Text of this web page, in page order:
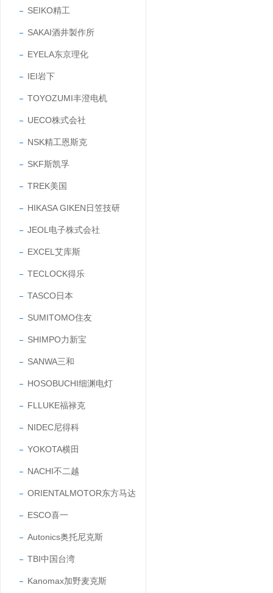
SEIKO精工
SAKAI酒井製作所
EYELA东京理化
IEI岩下
TOYOZUMI丰澄电机
UECO株式会社
NSK精工恩斯克
SKF斯凯孚
TREK美国
HIKASA GIKEN日笠技研
JEOL电子株式会社
EXCEL艾库斯
TECLOCK得乐
TASCO日本
SUMITOMO住友
SHIMPO力新宝
SANWA三和
HOSOBUCHI细渊电灯
FLLUKE福禄克
NIDEC尼得科
YOKOTA横田
NACHI不二越
ORIENTALMOTOR东方马达
ESCO喜一
Autonics奥托尼克斯
TBI中国台湾
Kanomax加野麦克斯